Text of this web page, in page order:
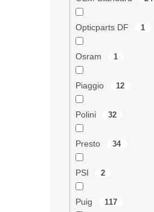
Opticparts DF 1
Osram 1
Piaggio 12
Polini 32
Presto 34
PSI 2
Puig 117